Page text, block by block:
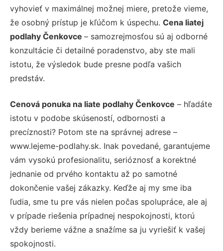
vyhovieť v maximálnej možnej miere, pretože vieme,
že osobný prístup je kľúčom k úspechu. Cena liatej
podlahy Čenkovce – samozrejmosťou sú aj odborné
konzultácie či detailné poradenstvo, aby ste mali
istotu, že výsledok bude presne podľa vašich
predstáv.
Cenová ponuka na liate podlahy Čenkovce – hľadáte
istotu v podobe skúseností, odbornosti a
precíznosti? Potom ste na správnej adrese –
www.lejeme-podlahy.sk. Inak povedané, garantujeme
vám vysokú profesionalitu, serióznosť a korektné
jednanie od prvého kontaktu až po samotné
dokončenie vašej zákazky. Keďže aj my sme iba
ľudia, sme tu pre vás nielen počas spolupráce, ale aj
v prípade riešenia prípadnej nespokojnosti, ktorú
vždy berieme vážne a snažíme sa ju vyriešiť k vašej
spokojnosti.